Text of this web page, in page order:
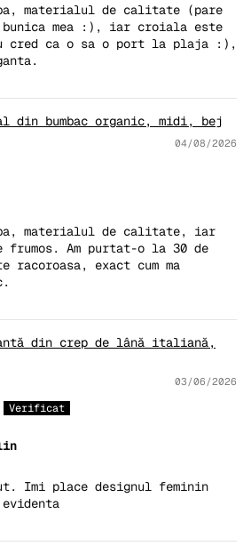
materialul de calitate (pare
bunica mea :), iar croiala este
cred ca o sa o port la plaja :),
din bumbac organic, midi, bej
04/08/2026
materialul de calitate, iar
Am purtat-o la 30 de
exact cum ma
din crep de lână italiană,
03/06/2026
Imi place designul feminin